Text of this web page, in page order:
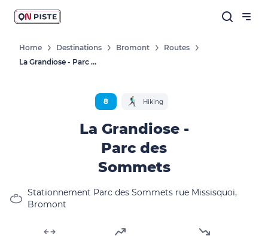
Home Destinations Bromont
Routes
La Grandiose - Parc Des Sommets
8 Hiking
La Grandiose -
Parc des
Sommets
Stationnement Parc des Sommets rue Missisquoi,
Bromont